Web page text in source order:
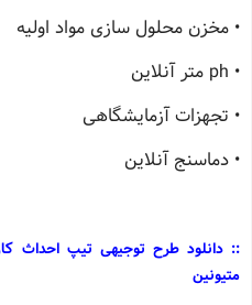
• مخزن محلول سازی مواد اولیه
• ph متر آنلاین
• تجهزات آزمایشگاهی
• دماسنج آنلاین
:: دانلود طرح توجیهی تیپ احداث
متیونین